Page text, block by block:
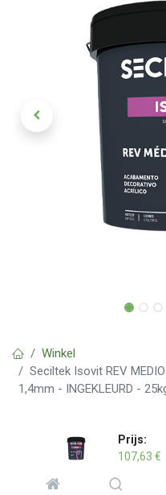
Prijs:
107,63 €
Winkel
Seciltek Isovit REV
1,4mm - INGEKLEURD -
Seciltek Isovit
INGEKLEURD -